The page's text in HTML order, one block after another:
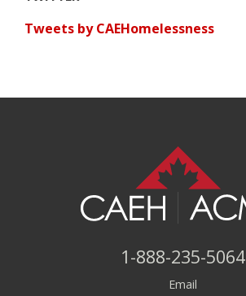
Tweets by CAEHomelessness
1-888-235-5064
Email